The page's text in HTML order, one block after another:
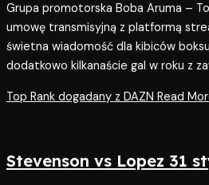
Grupa promotorska Boba Aruma –
umowę transmisyjną z platformą
świetna wiadomość dla kibiców
dodatkowo kilkanaście gal w roku z
Top Rank dogadany z DAZN Read
Stevenson vs Lopez 31